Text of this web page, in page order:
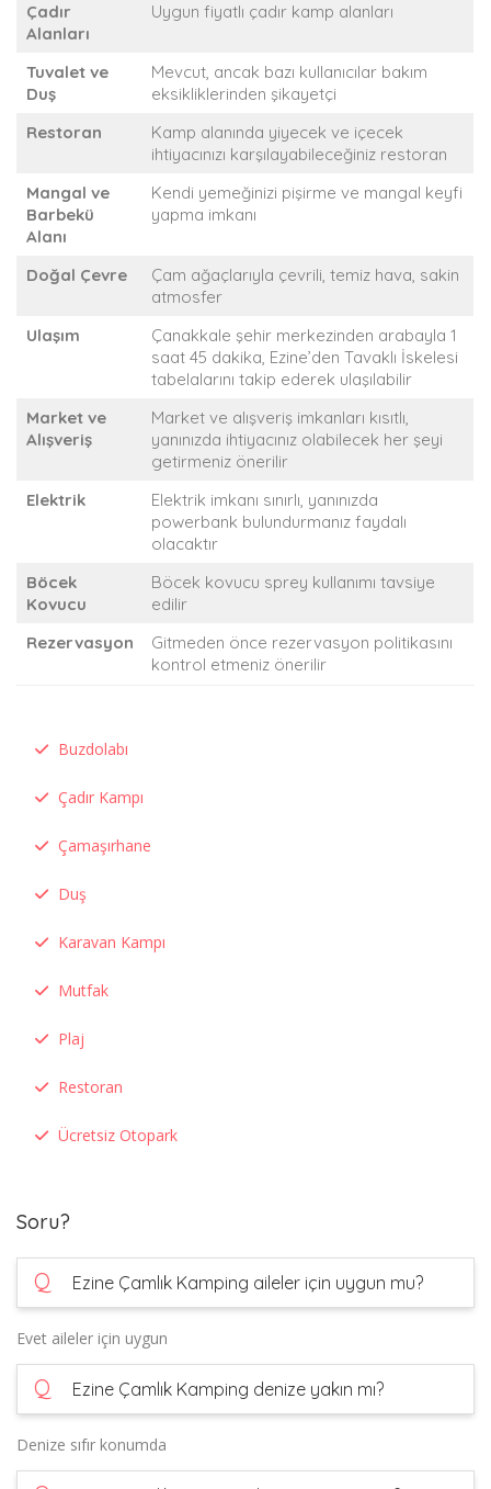
Çadır
Alanları
Uygun fiyatlı çadır kamp alanları
Tuvalet ve
Duş
Mevcut, ancak bazı kullanıcılar bakım
eksikliklerinden şikayetçi
Restoran
Kamp alanında yiyecek ve içecek
ihtiyacınızı karşılayabileceğiniz restoran
Mangal ve
Barbekü
Alanı
Kendi yemeğinizi pişirme ve mangal keyfi
yapma imkanı
Doğal Çevre
Çam ağaçlarıyla çevrili, temiz hava, sakin
atmosfer
Ulaşım
Çanakkale şehir merkezinden arabayla 1
saat 45 dakika, Ezine’den Tavaklı İskelesi
tabelalarını takip ederek ulaşılabilir
Market ve
Alışveriş
Market ve alışveriş imkanları kısıtlı,
yanınızda ihtiyacınız olabilecek her şeyi
getirmeniz önerilir
Elektrik
Elektrik imkanı sınırlı, yanınızda
powerbank bulundurmanız faydalı
olacaktır
Böcek
Kovucu
Böcek kovucu sprey kullanımı tavsiye
edilir
Rezervasyon
Gitmeden önce rezervasyon politikasını
kontrol etmeniz önerilir
Buzdolabı
Çadır Kampı
Çamaşırhane
Duş
Karavan Kampı
Mutfak
Plaj
Restoran
Ücretsiz Otopark
Soru?
Q Ezine Çamlık Kamping aileler için uygun mu?
Evet aileler için uygun
Q Ezine Çamlık Kamping denize yakın mı?
Denize sıfır konumda